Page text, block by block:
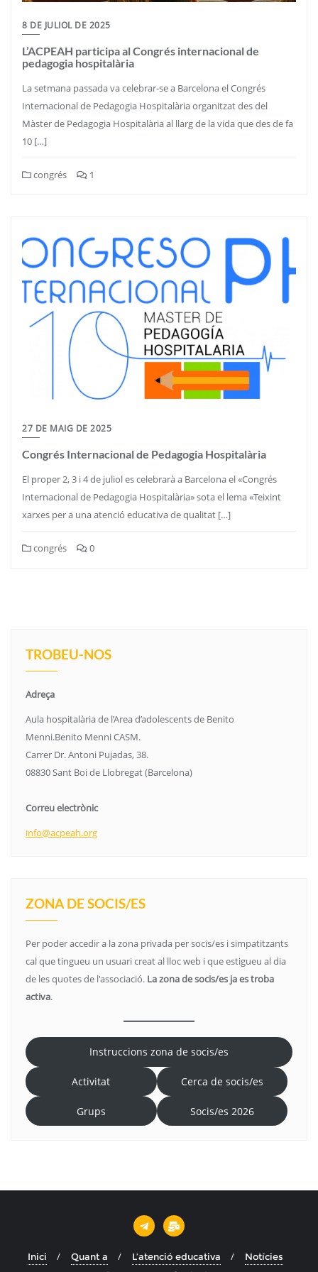
8 DE JULIOL DE 2025
L’ACPEAH participa al Congrés internacional de
pedagogia hospitalària
La setmana passada va celebrar-se a Barcelona el Congrés
Internacional de Pedagogia Hospitalària organitzat des del
Màster de Pedagogia Hospitalària al llarg de la vida que des de fa
10 […]
congrés 1
27 DE MAIG DE 2025
Congrés Internacional de Pedagogia Hospitalària
El proper 2, 3 i 4 de juliol es celebrarà a Barcelona el «Congrés
Internacional de Pedagogia Hospitalària» sota el lema «Teixint
xarxes per a una atenció educativa de qualitat […]
congrés 0
TROBEU-NOS
Adreça
Aula hospitalària de l’Area d’adolescents de Benito
Menni.Benito Menni CASM.
Carrer Dr. Antoni Pujadas, 38.
08830 Sant Boi de Llobregat (Barcelona)
Correu electrònic
info@acpeah.org
ZONA DE SOCIS/ES
Per poder accedir a la zona privada per socis/es i simpatitzants
cal que tingueu un usuari creat al lloc web i que estigueu al dia
de les quotes de l'associació. La zona de socis/es ja es troba
activa.
Instruccions zona de socis/es
Activitat Cerca de socis/es
Grups Socis/es 2026
Inici Quant a L’atenció educativa
Notícies